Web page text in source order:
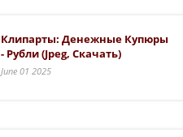
Клипарты: Денежные Купюры
- Рубли (jpeg, Скачать)
June 01 2025